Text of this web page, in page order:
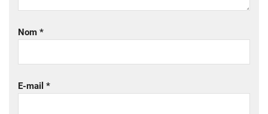
Nom *
E-mail *